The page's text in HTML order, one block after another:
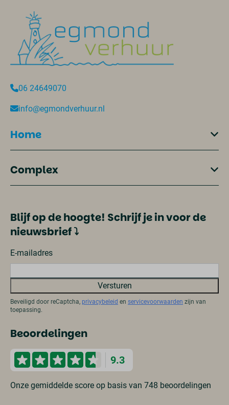
06 24649070
info@egmondverhuur.nl
Home
Complex
Blijf op de hoogte! Schrijf je in voor de
nieuwsbrief ⤵
E-mailadres
Versturen
Beveiligd door reCaptcha, privacybeleid en servicevoorwaarden zijn van
toepassing.
Beoordelingen
9.3
Onze gemiddelde score op basis van 748 beoordelingen